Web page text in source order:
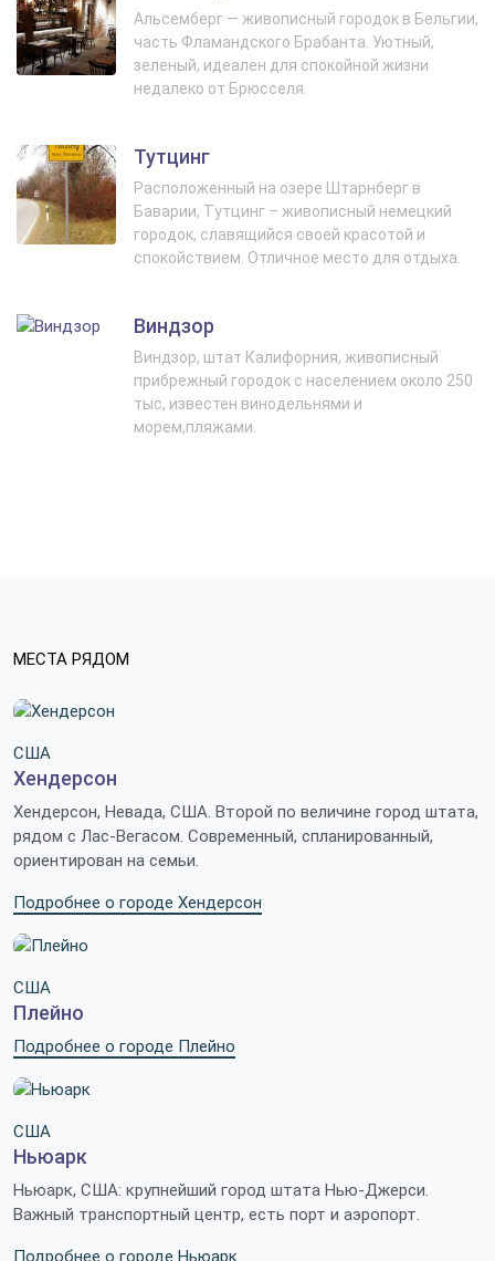
Альсемберг — живописный городок в Бельгии,
часть Фламандского Брабанта. Уютный,
зеленый, идеален для спокойной жизни
недалеко от Брюсселя.
Тутцинг
Расположенный на озере Штарнберг в
Баварии, Тутцинг – живописный немецкий
городок, славящийся своей красотой и
спокойствием. Отличное место для отдыха.
Виндзор
Виндзор, штат Калифорния, живописный
прибрежный городок с населением около 250
тыс, известен винодельнями и
морем,пляжами.
МЕСТА РЯДОМ
США
Хендерсон
Хендерсон, Невада, США. Второй по величине город штата,
рядом с Лас-Вегасом. Современный, спланированный,
ориентирован на семьи.
Подробнее о городе Хендерсон
США
Плейно
Подробнее о городе Плейно
США
Ньюарк
Ньюарк, США: крупнейший город штата Нью-Джерси.
Важный транспортный центр, есть порт и аэропорт.
Подробнее о городе Ньюарк